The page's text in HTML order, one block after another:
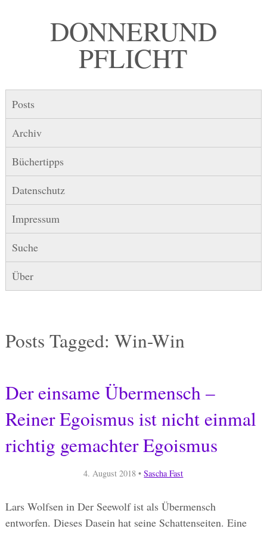
DONNER UND
PFLICHT
Posts
Archiv
Büchertipps
Datenschutz
Impressum
Suche
Über
Posts Tagged: Win-Win
Der einsame Übermensch –
Reiner Egoismus ist nicht einmal
richtig gemachter Egoismus
4. August 2018 •Sascha Fast
Lars Wolfsen in Der Seewolf ist als Übermensch
entworfen. Dieses Dasein hat seine Schattenseiten. Eine